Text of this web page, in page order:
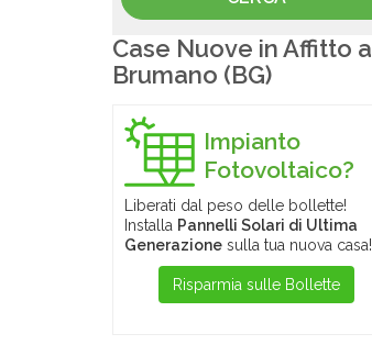
Case Nuove in Affitto a
Brumano (BG)
Impianto
Fotovoltaico?
Liberati dal peso delle bollette!
Installa Pannelli Solari di Ultima
Generazione sulla tua nuova casa!
Risparmia sulle Bollette